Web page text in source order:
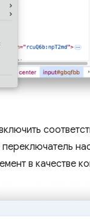
переключатель
в качестве